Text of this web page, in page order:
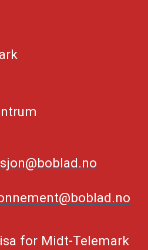
for Midt-Telemark